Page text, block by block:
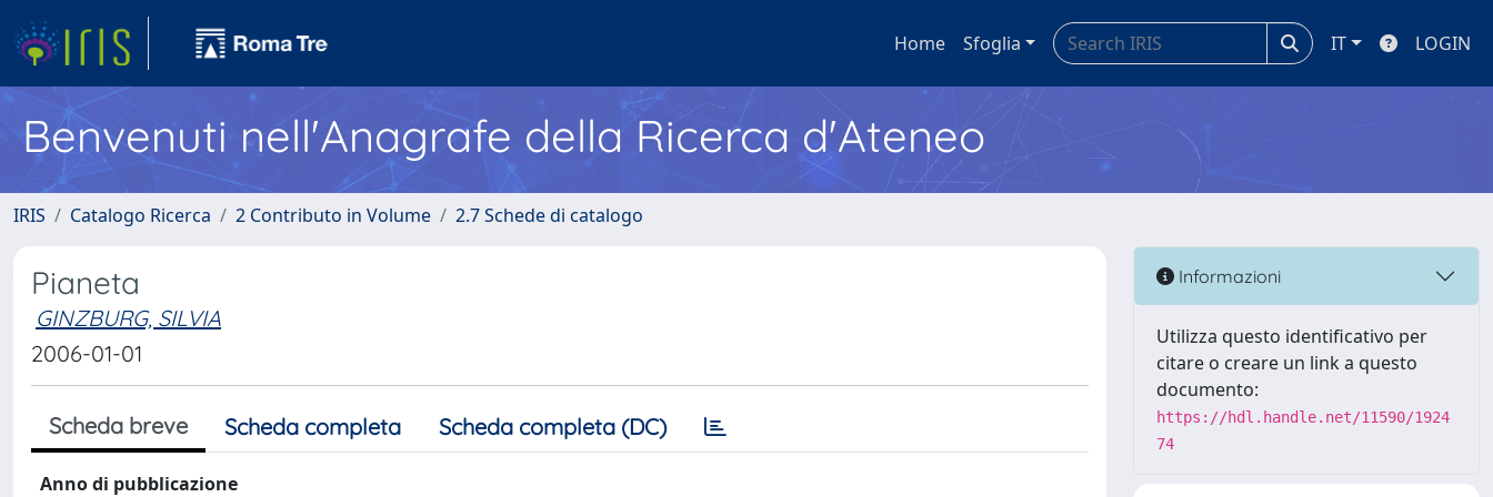
Home Sfoglia IT LOGIN
Benvenuti nell'Anagrafe della Ricerca d'Ateneo
IRIS Catalogo Ricerca 2 Contributo in Volume 2.7 Schede di catalogo
Pianeta
GINZBURG, SILVIA
2006-01-01
Scheda breve Scheda completa Scheda completa (DC)
Anno di pubblicazione
Informazioni
Utilizza questo identificativo per
citare o creare un link a questo
documento:
https://hdl.handle.net/11590/1924
74